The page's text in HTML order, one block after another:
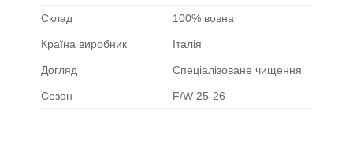
Склад 100% вовна
Країна виробник Італія
Догляд Спеціалізоване чищення
Сезон F/W 25-26